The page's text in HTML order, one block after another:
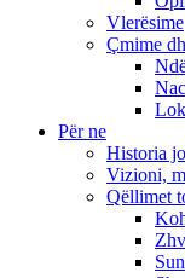
Vlerësime
Çmime
Për ne
Historia
Vizioni,
Qëllimet